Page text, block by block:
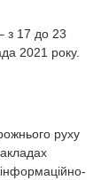
з 17 до 23
2021 року.
руху
інформаційно-